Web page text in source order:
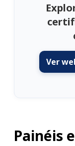
Ver
Painéis